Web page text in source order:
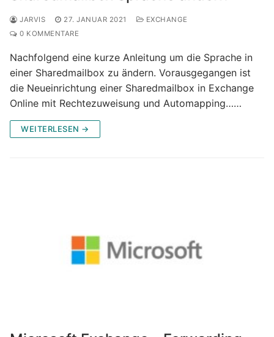
JARVIS 27. JANUAR 2021
EXCHANGE
0 KOMMENTARE
Nachfolgend eine kurze Anleitung um die Sprache in
einer Sharedmailbox zu ändern. Vorausgegangen ist
die Neueinrichtung einer Sharedmailbox in Exchange
Online mit Rechtezuweisung und Automapping……
WEITERLESEN →